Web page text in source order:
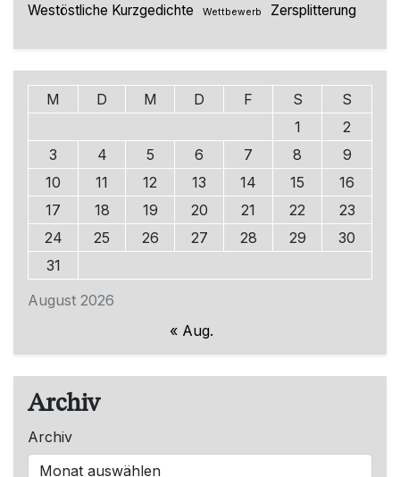
Westöstliche Kurzgedichte
Wettbewerb Zersplitterung
August 2026
M D M D F S
S
1
2
3
4 5 6 7 8
9
10
11 12 13 14 15
16
17
18 19 20 21 22
23
24
25 26 27 28 29
30
31
« Aug.
Archiv
Archiv